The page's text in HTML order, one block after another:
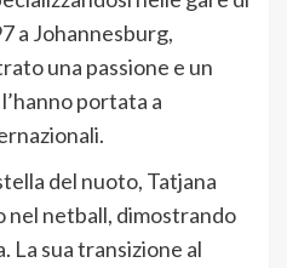
a Johannesburg,
una passione e un
portata a
del nuoto, Tatjana
nel netball, dimostrando
La sua transizione al